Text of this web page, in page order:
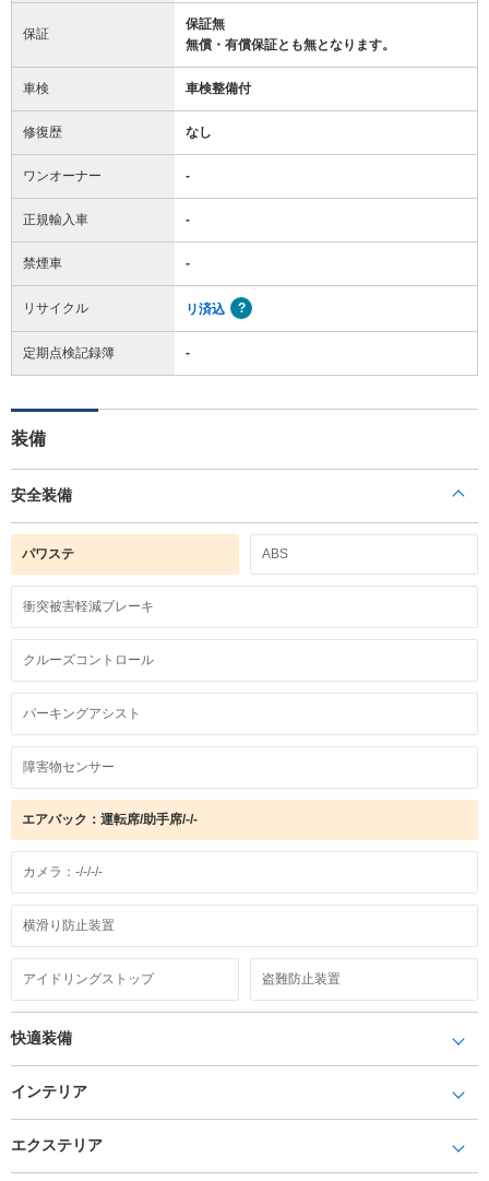
保証
保証無
無償・有償保証とも無となります。
車検 車検整備付
修復歴 なし
ワンオーナー -
正規輸入車 -
禁煙車 -
リサイクル リ済込
定期点検記録簿 -
装備
安全装備
パワステ ABS
衝突被害軽減ブレーキ
クルーズコントロール
パーキングアシスト
障害物センサー
エアバック：運転席/助手席/-/-
カメラ：-/-/-/-
横滑り防止装置
アイドリングストップ 盗難防止装置
快適装備
インテリア
エクステリア